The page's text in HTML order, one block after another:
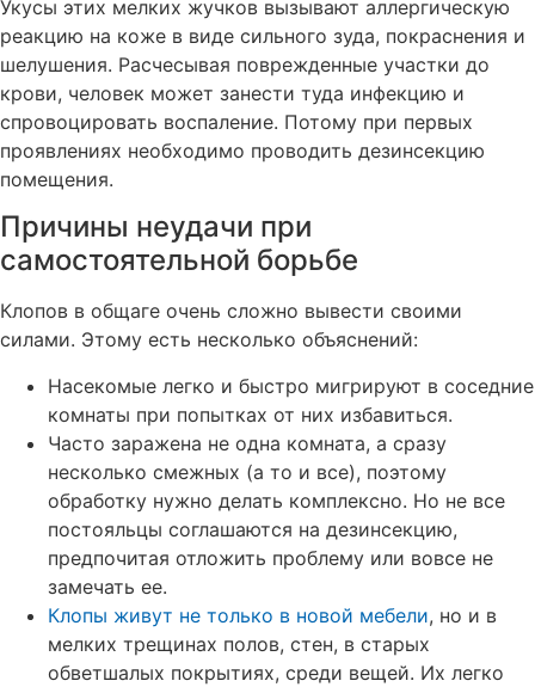
Укусы этих мелких жучков вызывают аллергическую
реакцию на коже в виде сильного зуда, покраснения и
шелушения. Расчесывая поврежденные участки до
крови, человек может занести туда инфекцию и
спровоцировать воспаление. Потому при первых
проявлениях необходимо проводить дезинсекцию
помещения.
Причины неудачи при
самостоятельной борьбе
Клопов в общаге очень сложно вывести своими
силами. Этому есть несколько объяснений:
Насекомые легко и быстро мигрируют в соседние
комнаты при попытках от них избавиться.
Часто заражена не одна комната, а сразу
несколько смежных (а то и все), поэтому
обработку нужно делать комплексно. Но не все
постояльцы соглашаются на дезинсекцию,
предпочитая отложить проблему или вовсе не
замечать ее.
Клопы живут не только в новой мебели, но и в
мелких трещинах полов, стен, в старых
обветшалых покрытиях, среди вещей. Их легко